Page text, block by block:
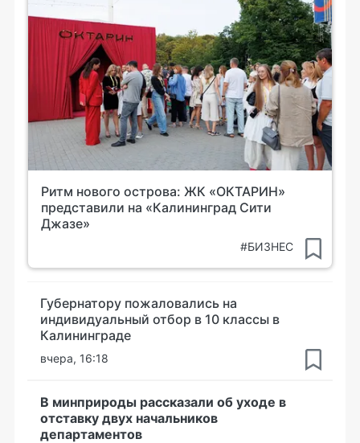
Ритм нового острова: ЖК «ОКТАРИН»
представили на «Калининград Сити
Джазе»
#БИЗНЕС
Губернатору пожаловались на
индивидуальный отбор в 10 классы в
Калининграде
вчера, 16:18
В минприроды рассказали об уходе в
отставку двух начальников
департаментов